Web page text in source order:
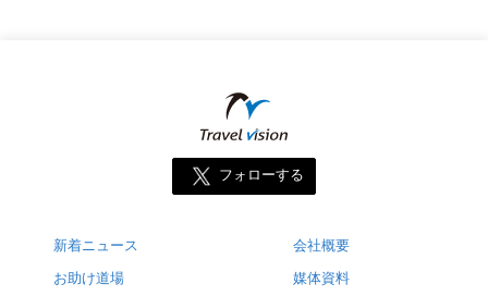
フォローする
新着ニュース
お助け道場
会社概要
媒体資料